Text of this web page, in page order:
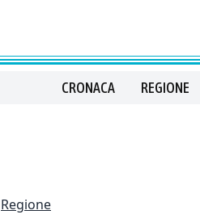
CRONACA REGIONE
Regione